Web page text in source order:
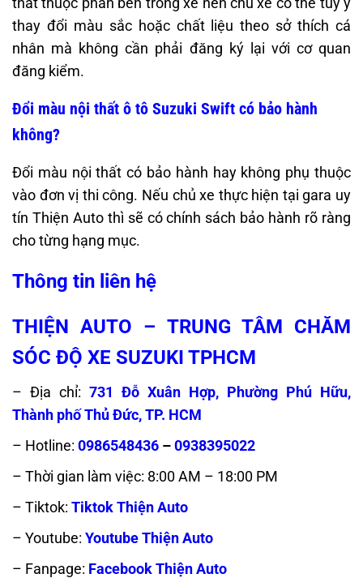
thay đổi màu sắc hoặc chất liệu theo sở thích cá
nhân mà không cần phải đăng ký lại với cơ quan
đăng kiểm.
Đổi màu nội thất ô tô Suzuki Swift có bảo hành
không?
Đổi màu nội thất có bảo hành hay không phụ thuộc
vào đơn vị thi công. Nếu chủ xe thực hiện tại gara uy
tín Thiện Auto thì sẽ có chính sách bảo hành rõ ràng
cho từng hạng mục.
Thông tin liên hệ
THIỆN AUTO – TRUNG TÂM CHĂM
SÓC ĐỘ XE SUZUKI TPHCM
– Địa chỉ: 731 Đỗ Xuân Hợp, Phường Phú Hữu,
Thành phố Thủ Đức, TP. HCM
– Hotline: 0986548436 –0938395022
– Thời gian làm việc: 8:00 AM – 18:00 PM
– Tiktok: Tiktok Thiện Auto
– Youtube: Youtube Thiện Auto
– Fanpage: Facebook Thiện Auto